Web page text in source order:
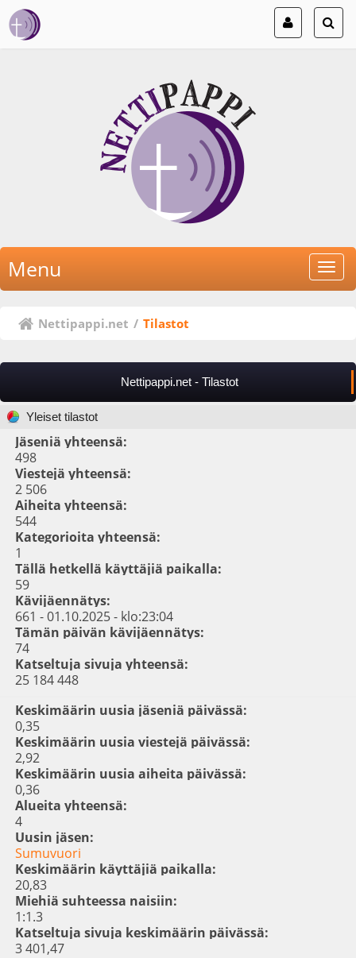
Menu
Nettipappi.net / Tilastot
Nettipappi.net - Tilastot
Yleiset tilastot
Jäseniä yhteensä:
498
Viestejä yhteensä:
2 506
Aiheita yhteensä:
544
Kategorioita yhteensä:
1
Tällä hetkellä käyttäjiä paikalla:
59
Kävijäennätys:
661 - 01.10.2025 - klo:23:04
Tämän päivän kävijäennätys:
74
Katseltuja sivuja yhteensä:
25 184 448
Keskimäärin uusia jäseniä päivässä:
0,35
Keskimäärin uusia viestejä päivässä:
2,92
Keskimäärin uusia aiheita päivässä:
0,36
Alueita yhteensä:
4
Uusin jäsen:
Sumuvuori
Keskimäärin käyttäjiä paikalla:
20,83
Miehiä suhteessa naisiin:
1:1.3
Katseltuja sivuja keskimäärin päivässä:
3 401,47